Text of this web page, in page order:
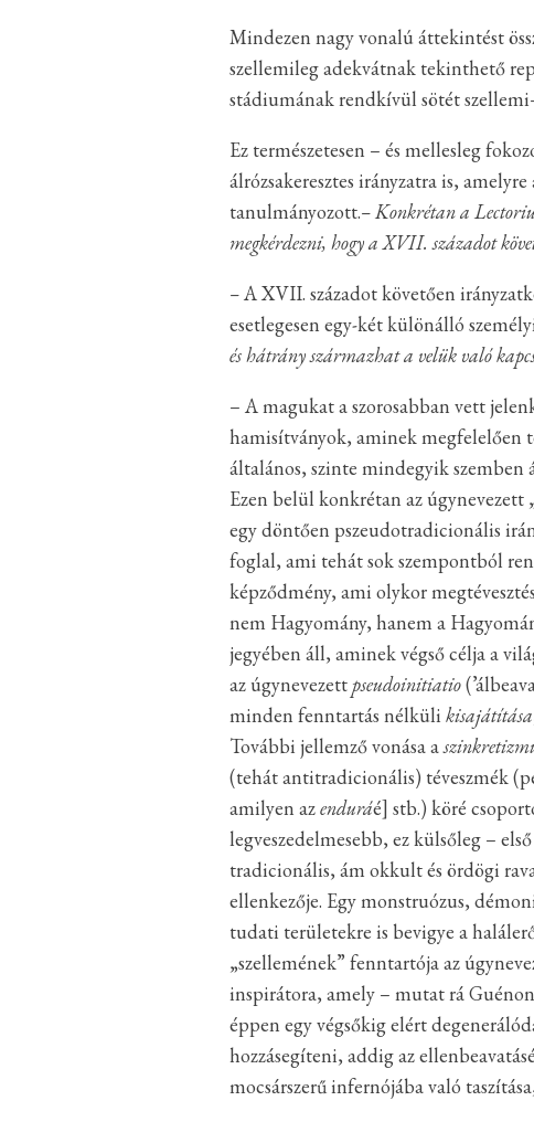
Mindezen nagy vonalú áttekintést
szellemileg adekvátnak tekinthető
stádiumának rendkívül sötét
Ez természetesen – és mellesleg
álrózsakeresztes irányzatra is,
tanulmányozott.– Konkrétan a
megkérdezni, hogy a XVII. századot
–A XVII. századot követően
esetlegesen egy-két különálló
és hátrány származhat a velük való
– A magukat a szorosabban vett
hamisítványok, aminek megfelelően
általános, szinte mindegyik
Ezen belül konkrétan az
egy döntően pszeudotradicionális
foglal, ami tehát sok szempontból
képződmény, ami olykor
nem Hagyomány, hanem a
jegyében áll, aminek végső célja a
az úgynevezett pseudoinitiatio
minden fenntartás nélküli kisajátítása
További jellemző vonása a
(tehát antitradicionális) téveszmék
amilyen azenduráé] stb.) köré
legveszedelmesebb, ez külsőleg –
tradicionális, ám okkult és ördögi
ellenkezője. Egy monstruózus,
tudati területekre is bevigye a
„szellemének” fenntartója az
inspirátora, amely – mutat rá
éppen egy végsőkig elért
hozzásegíteni, addig az
mocsárszerű infernójába való